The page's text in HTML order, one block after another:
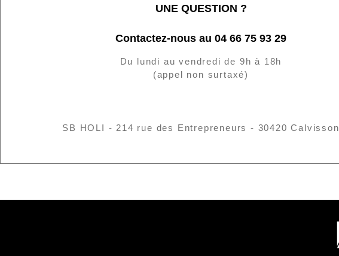
UNE QUESTION ?
Contactez-nous au 04 66 75 93 29
Du lundi au vendredi de 9h à 18h
(appel non surtaxé)
SB HOLI - 214 rue des Entrepreneurs - 30420 Calvisson